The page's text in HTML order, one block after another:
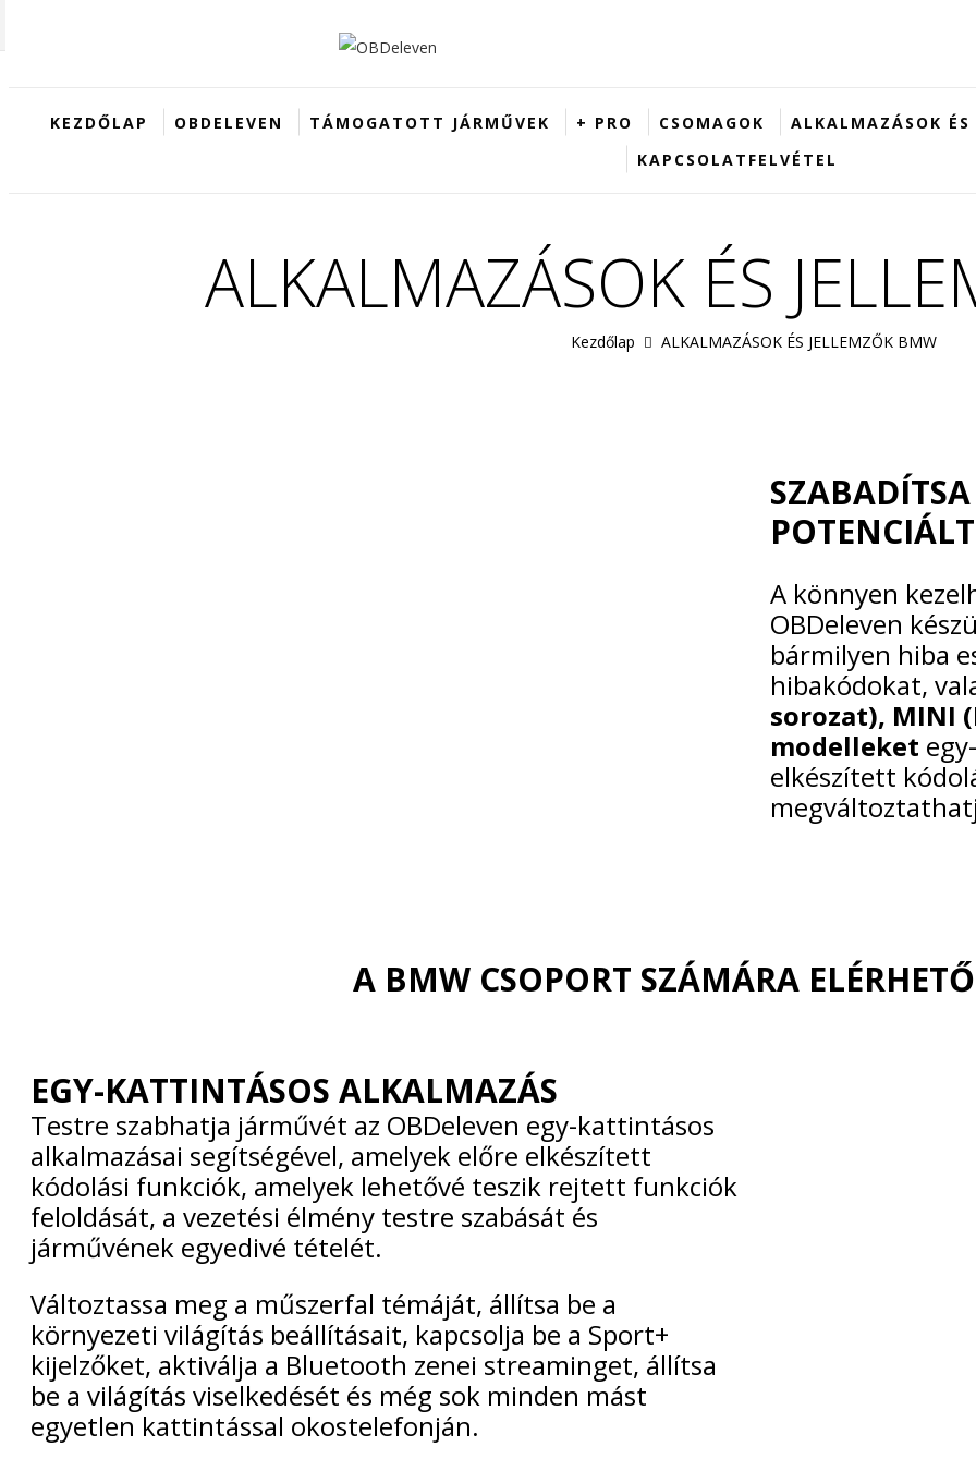
KEZDŐLAP OBDELEVEN TÁMOGATOTT JÁRMŰVEK + PRO CSOMAGOK ALKALMAZÁSOK
KAPCSOLATFELVÉTEL
ALKALMAZÁSOK ÉS
Kezdőlap ALKALMAZÁSOK ÉS JELLEMZŐK BMW
POTENCIÁLT
A könnyen
OBDeleven
bármilyen hiba
hibakódokat,
sorozat), MINI
modelleket
elkészített
A BMW CSOPORT SZÁMÁRA
EGY-KATTINTÁSOS ALKALMAZÁS
Testre szabhatja járművét az OBDeleven egy-kattintásos
alkalmazásai segítségével, amelyek előre elkészített
kódolási funkciók, amelyek lehetővé teszik rejtett funkciók
feloldását, a vezetési élmény testre szabását és
járművének egyedivé tételét.
Változtassa meg a műszerfal témáját, állítsa be a
környezeti világítás beállításait, kapcsolja be a Sport+
kijelzőket, aktiválja a Bluetooth zenei streaminget, állítsa
be a világítás viselkedését és még sok minden mást
egyetlen kattintással okostelefonján.